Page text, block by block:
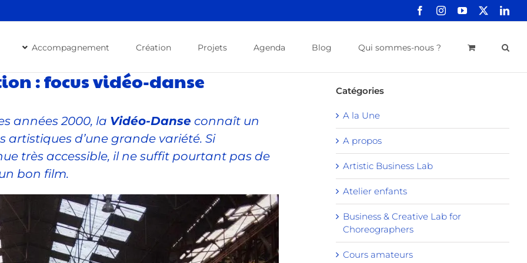
FacebookInstagramYouTube
Accompagnement Création Projets Agenda Blog Qui sommes-nous ?
: focus vidéo-danse
années 2000, la Vidéo-Danse connaît un
d’une grande variété. Si
très accessible, il ne suffit pourtant pas de
bon film.
Catégories
A la Une
A propos
Artistic Business Lab
Atelier enfants
Business & Creative Lab for
Choreographers
Cours amateurs